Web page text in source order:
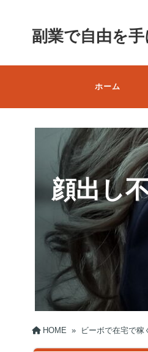
副業で自由を
ホーム
顔出し
HOME » ビーボで在宅で稼